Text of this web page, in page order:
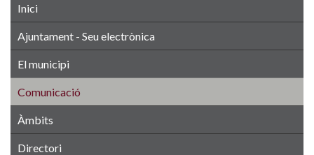
Inici
Ajuntament - Seu electrònica
El municipi
Comunicació
Àmbits
Directori